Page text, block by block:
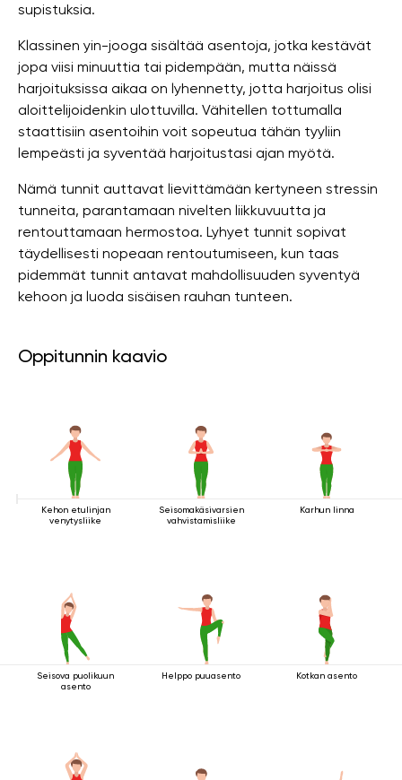
supistuksia.
Klassinen yin-jooga sisältää asentoja, jotka kestävät
jopa viisi minuuttia tai pidempään, mutta näissä
harjoituksissa aikaa on lyhennetty, jotta harjoitus olisi
aloittelijoidenkin ulottuvilla. Vähitellen tottumalla
staattisiin asentoihin voit sopeutua tähän tyyliin
lempeästi ja syventää harjoitustasi ajan myötä.
Nämä tunnit auttavat lievittämään kertyneen stressin
tunneita, parantamaan nivelten liikkuvuutta ja
rentouttamaan hermostoa. Lyhyet tunnit sopivat
täydellisesti nopeaan rentoutumiseen, kun taas
pidemmät tunnit antavat mahdollisuuden syventyä
kehoon ja luoda sisäisen rauhan tunteen.
Oppitunnin kaavio
Kehon etulinjan
venytysliike
Seisomakäsivarsien
vahvistamisliike
Karhun linna
Seisova puolikuun
asento
Helppo puuasento Kotkan asento